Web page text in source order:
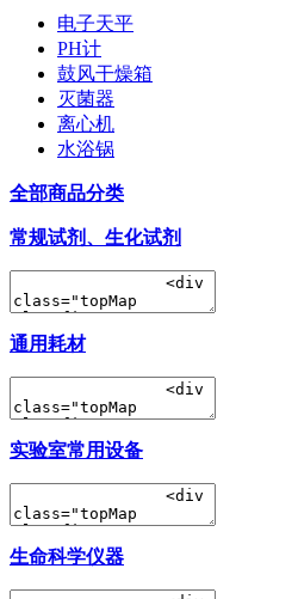
电子天平
PH计
鼓风干燥箱
灭菌器
离心机
水浴锅
全部商品分类
常规试剂、生化试剂
通用耗材
实验室常用设备
生命科学仪器